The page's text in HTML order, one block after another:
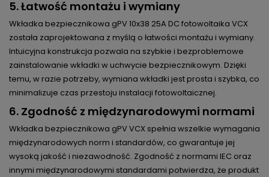
5.Łatwość montażu i wymiany
Wkładka bezpiecznikowa gPV 10x38 25A DC fotowoltaika VCX
została zaprojektowana z myślą o łatwości montażu i wymiany.
Intuicyjna konstrukcja pozwala na szybkie i bezproblemowe
zainstalowanie wkładki w uchwycie bezpiecznikowym. Dzięki
temu, w razie potrzeby, wymiana wkładki jest prosta i szybka, co
minimalizuje czas przestoju instalacji fotowoltaicznej.
6. Zgodność z międzynarodowymi normami
Wkładka bezpiecznikowa gPV VCX spełnia wszelkie wymagania
międzynarodowych norm i standardów, co gwarantuje jej
wysoką jakość i niezawodność. Zgodność z normami IEC oraz
innymi międzynarodowymi standardami potwierdza, że produkt